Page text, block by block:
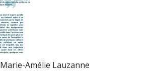
Marie-Amélie Lauzanne